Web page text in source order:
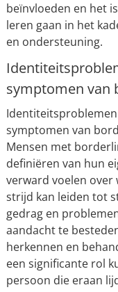
beïnvloeden en het
leren gaan in het
en ondersteuning.
symptomen van
symptomen van
Mensen met
definiëren van hun
verward voelen over
strijd kan leiden tot
gedrag en
aandacht te
herkennen en
een significante rol
persoon die eraan